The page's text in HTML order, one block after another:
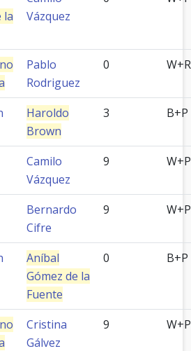
la
Vázquez
Pablo
Rodriguez
0 W+R
Haroldo
Brown
3 B+P
Camilo
Vázquez
9 W+P
Bernardo
Cifre
9 W+P
Aníbal
Gómez de la
Fuente
0 B+P
Cristina
Gálvez
9 W+P